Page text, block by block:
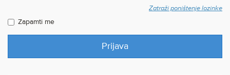
Zatraži poništenje lozinke
Zapamti me